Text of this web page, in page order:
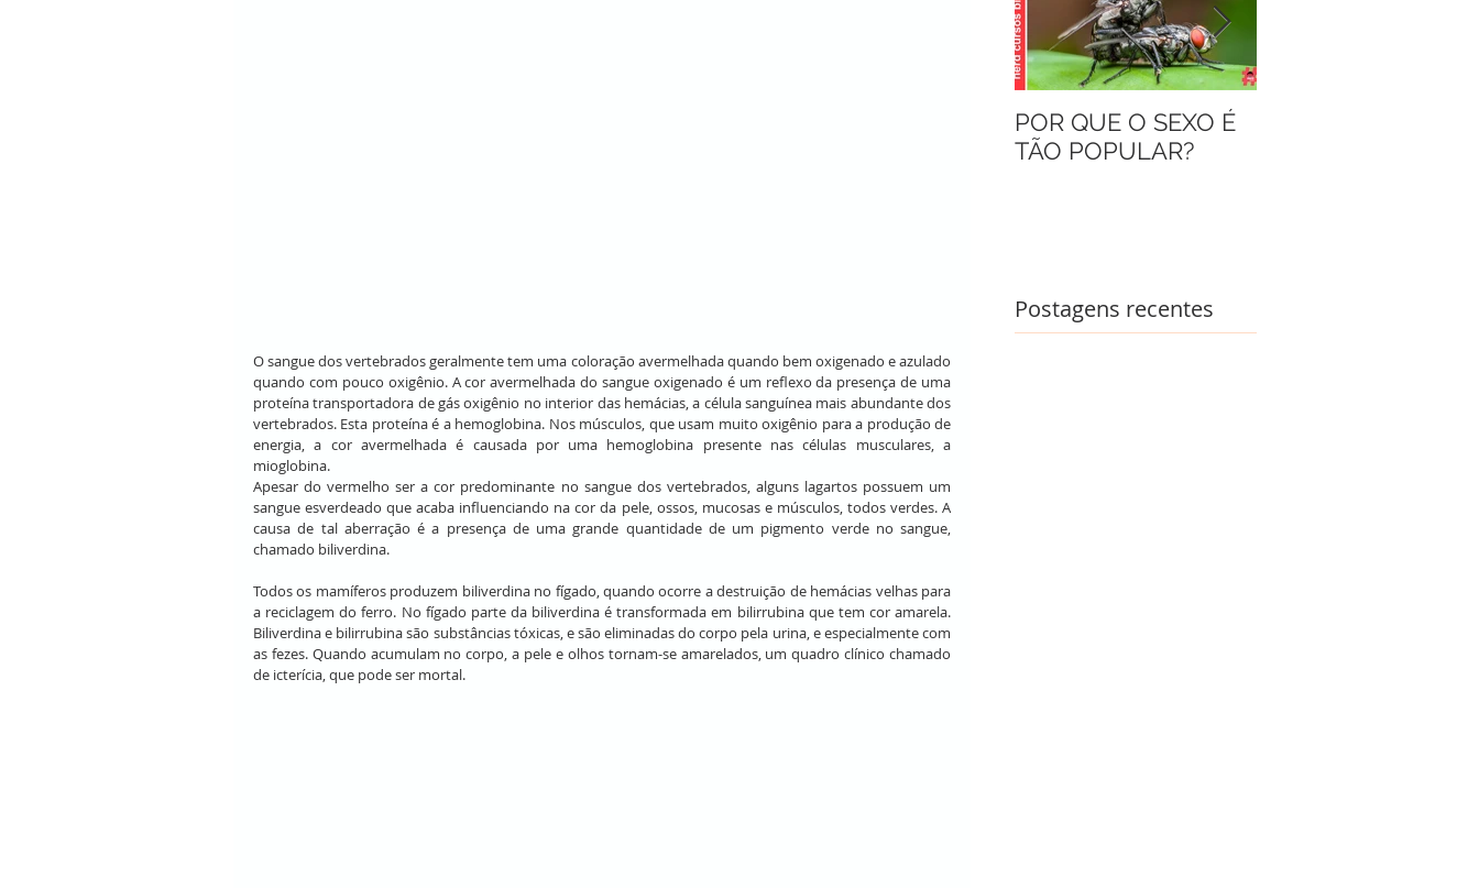
O sangue dos vertebrados geralmente tem uma coloração avermelhada quando bem oxigenado e azulado
quando com pouco oxigênio. A cor avermelhada do sangue oxigenado é um reflexo da presença de uma
proteína transportadora de gás oxigênio no interior das hemácias, a célula sanguínea mais abundante dos
vertebrados. Esta proteína é a hemoglobina. Nos músculos, que usam muito oxigênio para a produção de
energia, a cor avermelhada é causada por uma hemoglobina presente nas células musculares, a
mioglobina.
Apesar do vermelho ser a cor predominante no sangue dos vertebrados, alguns lagartos possuem um
sangue esverdeado que acaba influenciando na cor da pele, ossos, mucosas e músculos, todos verdes. A
causa de tal aberração é a presença de uma grande quantidade de um pigmento verde no sangue,
chamado biliverdina.
Todos os mamíferos produzem biliverdina no fígado, quando ocorre a destruição de hemácias velhas para
a reciclagem do ferro. No fígado parte da biliverdina é transformada em bilirrubina que tem cor amarela.
Biliverdina e bilirrubina são substâncias tóxicas, e são eliminadas do corpo pela urina, e especialmente com
as fezes. Quando acumulam no corpo, a pele e olhos tornam-se amarelados, um quadro clínico chamado
de icterícia, que pode ser mortal.
POR QUE O SEXO É
TÃO POPULAR?
Postagens recentes